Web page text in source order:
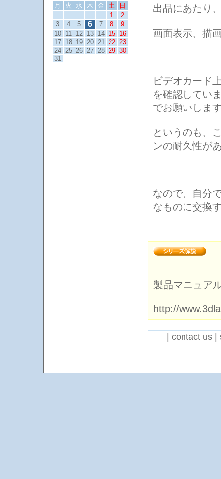
月
火 水 木 金 土
日
1
2
3
4 5 6 7 8
9
10
11 12 13 14 15
16
17
18 19 20 21 22 23
24 25 26 27 28 29 30
31
出品にあたり
画面表示、描
ビデオカード
を確認してい
でお願いしま
というのも、
ンの耐久性が
なので、自分
なものに交換
製品マニュア
http://
|contact us |